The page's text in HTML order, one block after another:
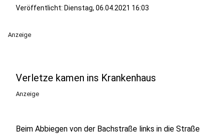
Veröffentlicht: Dienstag, 06.04.2021 16:03
Anzeige
Verletze kamen ins Krankenhaus
Anzeige
Beim Abbiegen von der Bachstraße links in die Straße